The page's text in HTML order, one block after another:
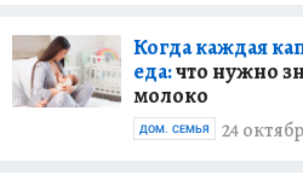
Когда каждая
еда:что нужно
молоко
24
ДОМ. СЕМЬЯ